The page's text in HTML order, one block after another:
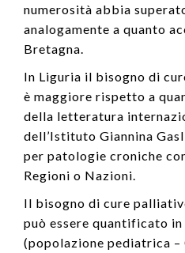
numerosità abbia
analogamente a quanto
Bretagna.
In Liguria il bisogno di
è maggiore rispetto a
della letteratura
dell’Istituto Giannina
per patologie croniche
Regioni o Nazioni.
Il bisogno di cure
può essere quantificato
(popolazione pediatrica –